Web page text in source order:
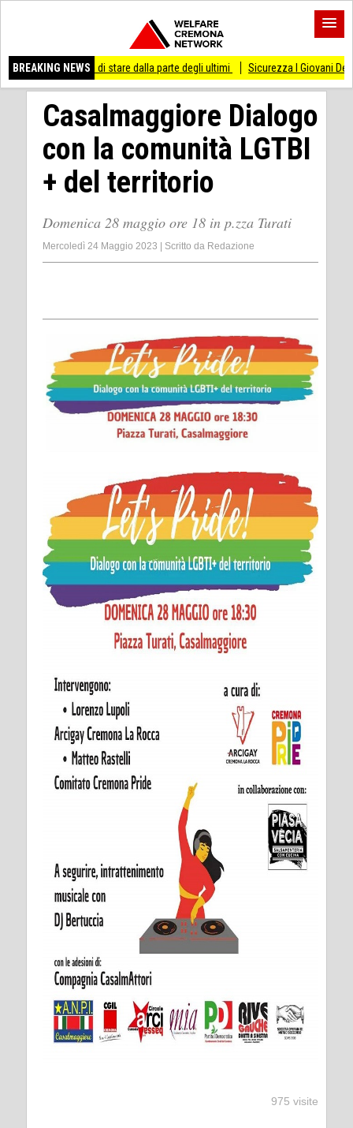
BREAKING NEWS
smesso di stare dalla parte degli ultimi Sicurezza I Giovani Democratici
Casalmaggiore Dialogo
con la comunità LGTBI
+ del territorio
Domenica 28 maggio ore 18 in p.zza Turati
Mercoledì 24 Maggio 2023 Scritto da Redazione
975 visite